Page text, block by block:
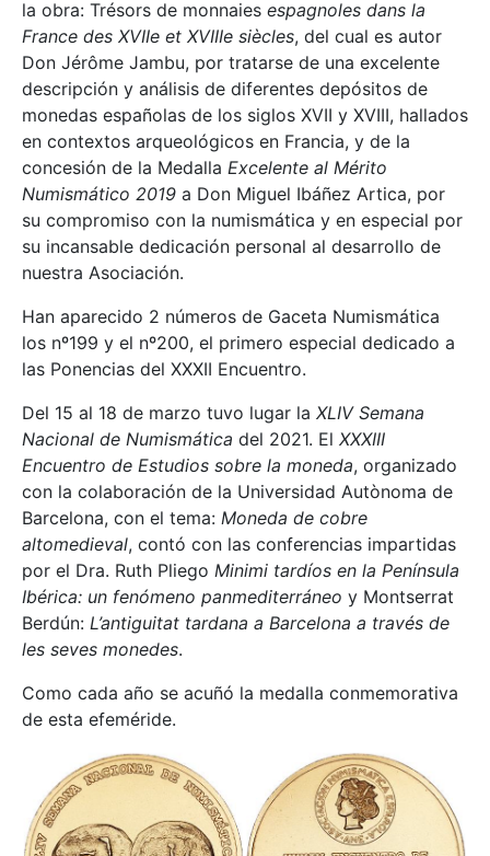
la obra: Trésors de monnaies espagnoles dans la
France des XVIIe et XVIIIe siècles, del cual es autor
Don Jérôme Jambu, por tratarse de una excelente
descripción y análisis de diferentes depósitos de
monedas españolas de los siglos XVII y XVIII, hallados
en contextos arqueológicos en Francia, y de la
concesión de la Medalla Excelente al Mérito
Numismático 2019 a Don Miguel Ibáñez Artica, por
su compromiso con la numismática y en especial por
su incansable dedicación personal al desarrollo de
nuestra Asociación.
Han aparecido 2 números de Gaceta Numismática
los nº199 y el nº200, el primero especial dedicado a
las Ponencias del XXXII Encuentro.
Del 15 al 18 de marzo tuvo lugar la XLIV Semana
Nacional de Numismática del 2021. El XXXIII
Encuentro de Estudios sobre la moneda, organizado
con la colaboración de la Universidad Autònoma de
Barcelona, con el tema: Moneda de cobre
altomedieval, contó con las conferencias impartidas
por el Dra. Ruth Pliego Minimi tardíos en la Península
Ibérica: un fenómeno panmediterráneo y Montserrat
Berdún: L’antiguitat tardana a Barcelona a través de
les seves monedes.
Como cada año se acuñó la medalla conmemorativa
de esta efeméride.